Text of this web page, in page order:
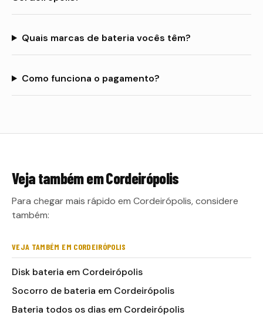
Quais marcas de bateria vocês têm?
Como funciona o pagamento?
Veja também emCordeirópolis
Para chegar mais rápido em Cordeirópolis, considere
também:
VEJA TAMBÉM EM CORDEIRÓPOLIS
Disk bateria em Cordeirópolis
Socorro de bateria em Cordeirópolis
Bateria todos os dias em Cordeirópolis